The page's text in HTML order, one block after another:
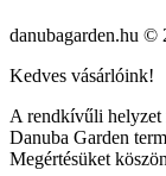
danubagarden.hu ©
Kedves vásárlóink!
A rendkívűli helyzet
Danuba Garden
Megértésüket